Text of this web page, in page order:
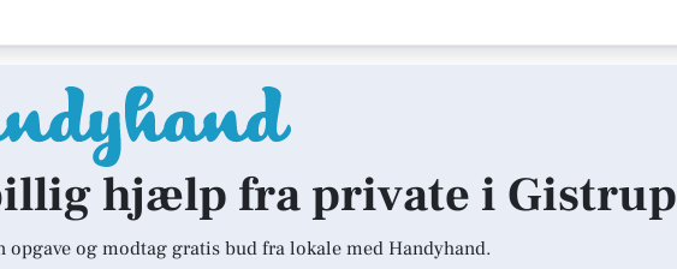
hjælp fra private i Gistrup
opgave og modtag gratis bud fra lokale med Handyhand.